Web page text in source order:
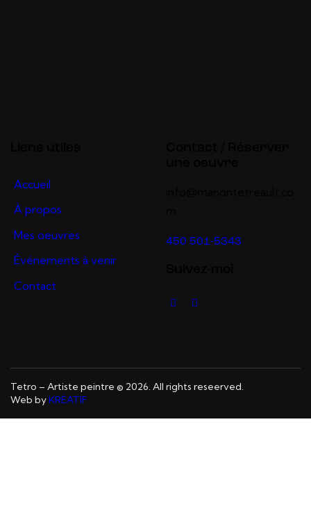
Accueil
À propos
Mes oeuvres
Événements à venir
Contact
450 501-5343
Tetro – Artiste peintre © 2026. All rights reseerved.
Web byKRÉATIF